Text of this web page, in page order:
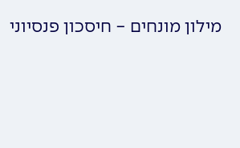
מילון מונחים - חיסכון פנסיוני